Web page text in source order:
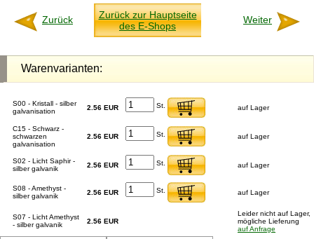
Zurück
Zurück zur Hauptseite
des E-Shops
Weiter
Warenvarianten:
S00 - Kristall - silber
galvanisation
2.56 EUR St. auf Lager
C15 - Schwarz -
schwarzen
galvanisation
2.56 EUR St. auf Lager
S02 - Licht Saphir -
silber galvanik
2.56 EUR St. auf Lager
S08 - Amethyst -
silber galvanik
2.56 EUR St. auf Lager
S07 - Licht Amethyst
- silber galvanik
2.56 EUR
Leider nicht auf Lager,
mögliche Lieferung
auf Anfrage